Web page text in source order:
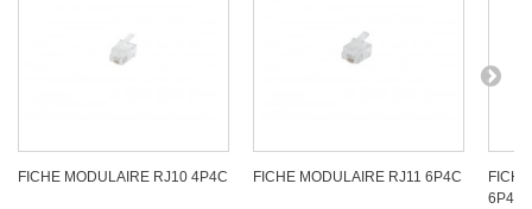
FICHE MODULAIRE RJ10 4P4C FICHE MODULAIRE RJ11 6P4C
6P4C.